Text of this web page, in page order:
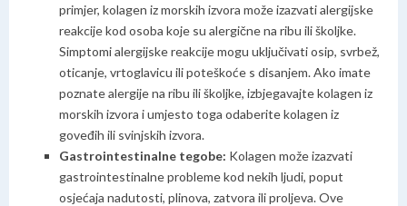
primjer, kolagen iz morskih izvora može izazvati alergijske
reakcije kod osoba koje su alergične na ribu ili školjke.
Simptomi alergijske reakcije mogu uključivati osip, svrbež,
oticanje, vrtoglavicu ili poteškoće s disanjem.Ako imate
poznate alergije na ribu ili školjke, izbjegavajte kolagen iz
morskih izvora i umjesto toga odaberite kolagen iz
goveđih ili svinjskih izvora.
Gastrointestinalne tegobe: Kolagen može izazvati
gastrointestinalne probleme kod nekih ljudi, poput
osjećaja nadutosti, plinova, zatvora ili proljeva. Ove